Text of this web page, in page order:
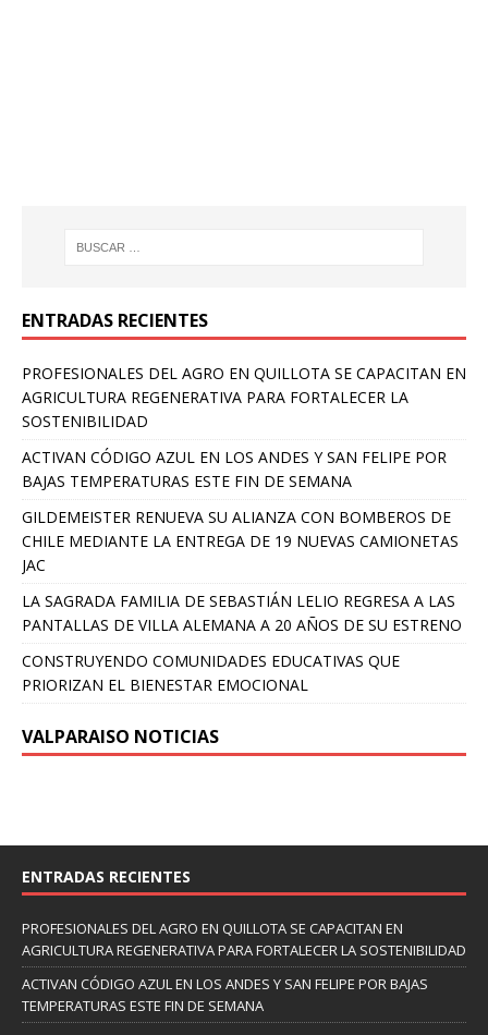
ENTRADAS RECIENTES
PROFESIONALES DEL AGRO EN QUILLOTA SE CAPACITAN EN
AGRICULTURA REGENERATIVA PARA FORTALECER LA
SOSTENIBILIDAD
ACTIVAN CÓDIGO AZUL EN LOS ANDES Y SAN FELIPE POR
BAJAS TEMPERATURAS ESTE FIN DE SEMANA
GILDEMEISTER RENUEVA SU ALIANZA CON BOMBEROS DE
CHILE MEDIANTE LA ENTREGA DE 19 NUEVAS CAMIONETAS
JAC
LA SAGRADA FAMILIA DE SEBASTIÁN LELIO REGRESA A LAS
PANTALLAS DE VILLA ALEMANA A 20 AÑOS DE SU ESTRENO
CONSTRUYENDO COMUNIDADES EDUCATIVAS QUE
PRIORIZAN EL BIENESTAR EMOCIONAL
VALPARAISO NOTICIAS
ENTRADAS RECIENTES
PROFESIONALES DEL AGRO EN QUILLOTA SE CAPACITAN EN
AGRICULTURA REGENERATIVA PARA FORTALECER LA SOSTENIBILIDAD
ACTIVAN CÓDIGO AZUL EN LOS ANDES Y SAN FELIPE POR BAJAS
TEMPERATURAS ESTE FIN DE SEMANA